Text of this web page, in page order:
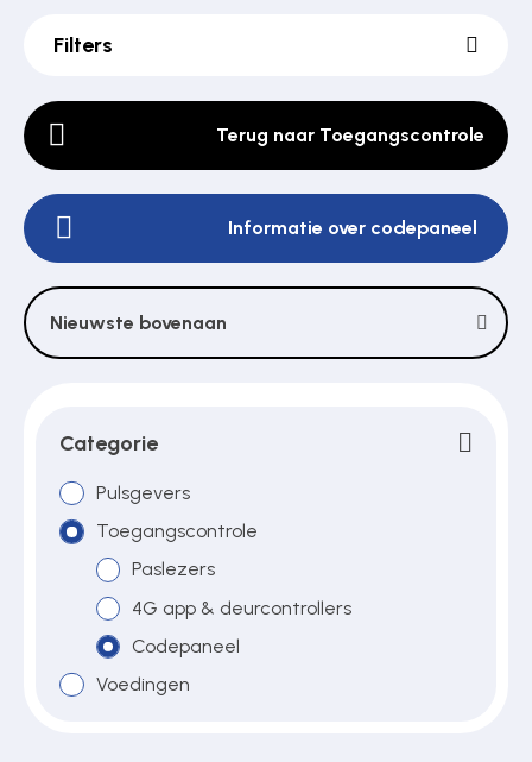
Pulsgevers
Sloten
Toegangscontrole
Toegangsverlening
Voedingen
Over ons
Filters
Terug naar Toegangscontrole
Informatie over codepaneel
Nieuwste bovenaan
Categorie
Pulsgevers
Toegangscontrole
Paslezers
4G app & deurcontrollers
Codepaneel
Voedingen